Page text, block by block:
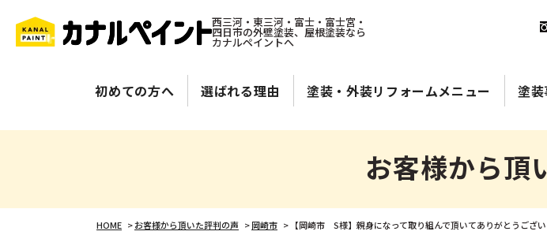
西三河・東三河・富士・富士宮・
四日市の外壁塗装、屋根塗装なら
カナルペイントへ
初めての方へ 選ばれる理由 塗装・外装リフォームメニュー 塗
お客様から頂
HOME >お客様から頂いた評判の声 >岡崎市 > 【岡崎市 S様】親身になって取り組んで頂いてありがとうござい